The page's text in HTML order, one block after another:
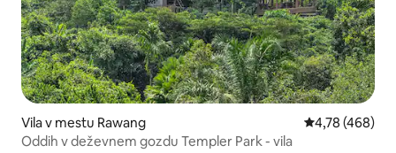
Vila v mestu Rawang Povprečna
4,78 (468)
Oddih v deževnem gozdu Templer Park - vila